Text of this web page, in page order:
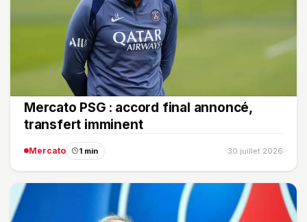
Mercato PSG : accord final annoncé,
transfert imminent
Mercato 1 min 30 juillet 2026